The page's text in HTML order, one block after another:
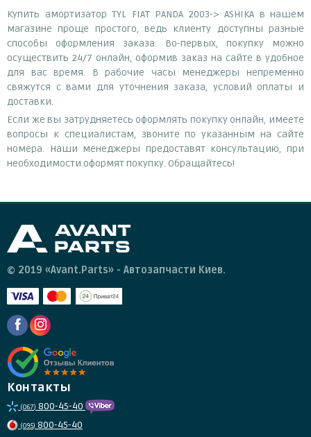
Купить амортизатор TYL FIAT PANDA 2003-> ASHIKA в нашем
магазине проще простого, ведь клиенту доступны разные
способы оформления заказа. Во-первых, покупку можно
осуществить 24/7 онлайн, оформив заказ на сайте в удобное
для вас время. В рабочие часы менеджеры непременно
свяжутся с вами для уточнения заказа, условий оплаты и
доставки.
Если же вы затрудняетесь оформлять покупку онлайн, имеете
вопросы к специалистам, звоните по указанным на сайте
номера. Наши менеджеры предоставят консультацию, при
необходимости оформят покупку. Обращайтесь!
© 2019 «Avant.Parts» - Автозапчасти Киев.
Контакты
(067) 800-45-40
(095) 800-45-40